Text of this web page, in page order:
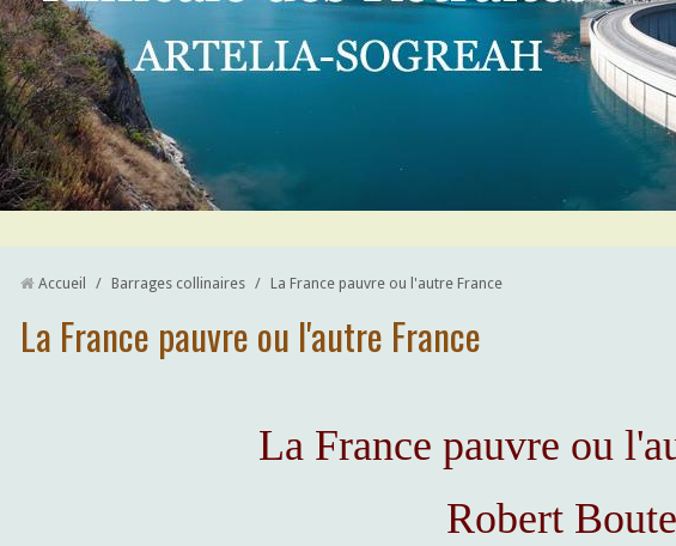
Accueil / Barrages collinaires / La France pauvre ou l'autre France
La France pauvre ou l'autre France
La France pauvre ou
Robert